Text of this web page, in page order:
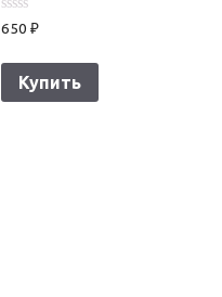
0
из
650 ₽
Купить